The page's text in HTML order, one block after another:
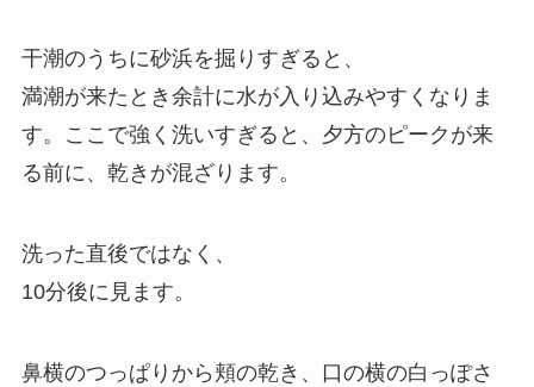
干潮のうちに砂浜を掘りすぎると、
満潮が来たとき余計に水が入り込みやすくなりま
す。ここで強く洗いすぎると、夕方のピークが来
る前に、乾きが混ざります。
洗った直後ではなく、
10分後に見ます。
鼻横のつっぱりから頬の乾き、口の横の白っぽさ